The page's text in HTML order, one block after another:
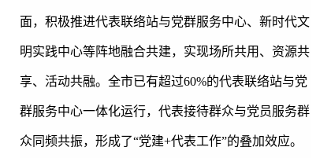
面，积极推进代表联络站与党群服务中心、新时代文
明实践中心等阵地融合共建，实现场所共用、资源共
享、活动共融。全市已有超过60%的代表联络站与党
群服务中心一体化运行，代表接待群众与党员服务群
众同频共振，形成了“党建+代表工作”的叠加效应。